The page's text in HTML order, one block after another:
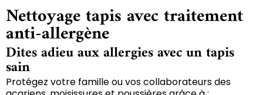
Nettoyage tapis avec traitement
anti-allergène
Dites adieu aux allergies avec un tapis
sain
Protégez votre famille ou vos collaborateurs des